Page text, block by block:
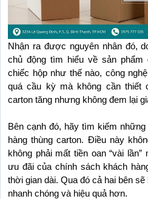
Nhận ra được nguyên nhân đó,
chủ động tìm hiểu về sản
chiếc hộp như thế nào, công
quá cầu kỳ mà không cần thiết
carton tăng nhưng không đem lại
Bên cạnh đó, hãy tìm kiếm
hàng thùng carton. Điều này
không phải mất tiền oan “vài
ưu đãi của chính sách khách
thời gian dài. Qua đó cả hai bên
nhanh chóng và hiệu quả hơn.